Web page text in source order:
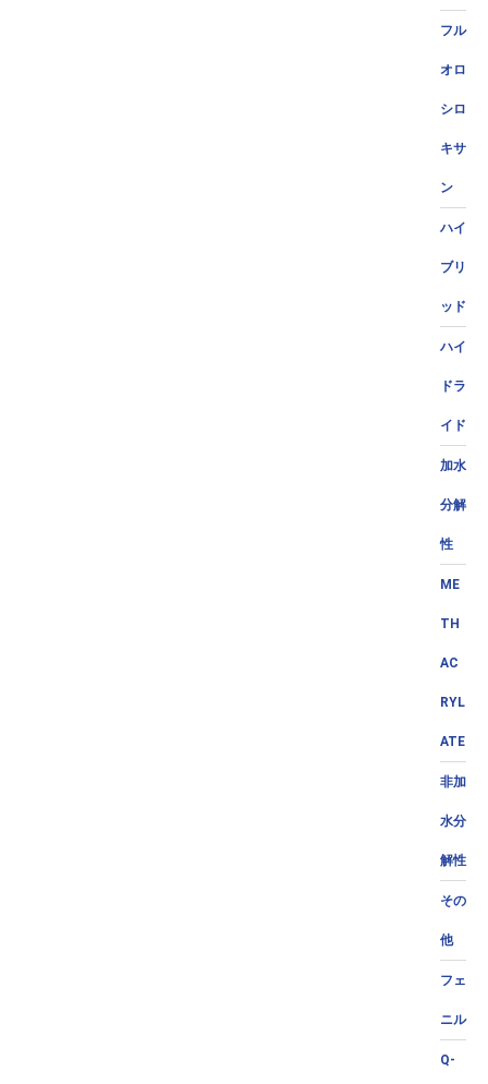
フル
オロ
シロ
キサ
ン
ハイ
ブリ
ッド
ハイ
ドラ
イド
加水
分解
性
ME
TH
AC
RYL
ATE
非加
水分
解性
その
他
フェ
ニル
Q-